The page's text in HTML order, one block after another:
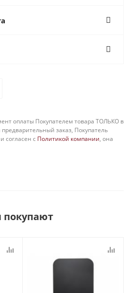
оплаты Покупателем товара ТОЛЬКО в
заказ, Покупатель
согласен с Политикой компании, она
покупают